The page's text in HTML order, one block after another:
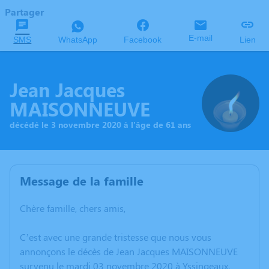
Partager
SMS WhatsApp Facebook E-mail Lien
Jean Jacques
MAISONNEUVE
décédé le 3 novembre 2020 à l'âge de 61 ans
Message de la famille
Chère famille, chers amis,
C’est avec une grande tristesse que nous vous
annonçons le décès de Jean Jacques MAISONNEUVE
survenu le mardi 03 novembre 2020 à Yssingeaux.